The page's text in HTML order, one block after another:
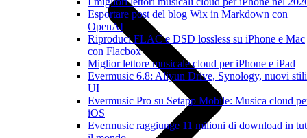
Esportare post del blog Wix in Markdown con
OpenAI
Riproduci FLAC e DSD lossless su iPhone e Mac
con Flacbox
Miglior lettore musicale cloud per iPhone e iPad
Evermusic 6.8: Aliyun Drive, Synology, nuovi stili
UI
Evermusic Pro su Setapp Mobile: Musica cloud
iOS
Evermusic raggiunge 11 milioni di download in